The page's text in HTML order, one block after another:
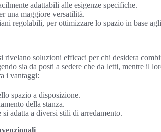
adattabili alle esigenze specifiche.
una maggiore versatilità.
regolabili, per ottimizzare lo spazio in base
rivelano soluzioni efficaci per chi desidera
sia da posti a sedere che da letti, mentre il
i vantaggi:
spazio a disposizione.
della stanza.
si adatta a diversi stili di arredamento.